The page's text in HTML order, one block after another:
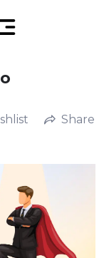
Share